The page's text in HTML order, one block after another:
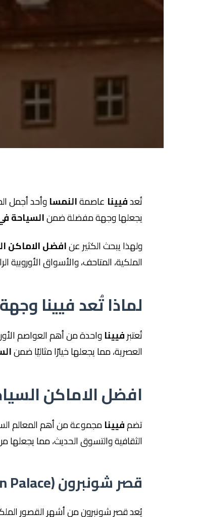
تُعدفيينا عاصمةالنمساوأحد أجمل
يجعلها وجهة مفضلة ضمنالسياحة
ولهذا يبحث الكثير عنافضل الاماكن
الملكية، المتاحف، والأسواق الأوروبية
لماذا تُعد فيينا
تُعتبرفييناواحدة من أهم العواصم
العصرية، مما يجعلها خيارًا مثاليًا ضمن
افضل الاماكن
تضمفيينامجموعة من أهم المعالم
الثقافية والتسوق الحديث، مما يجعلها
قصر شونبرون (Schönbrunn Palace)
يُعد قصر شونبرون من أشهر القصور